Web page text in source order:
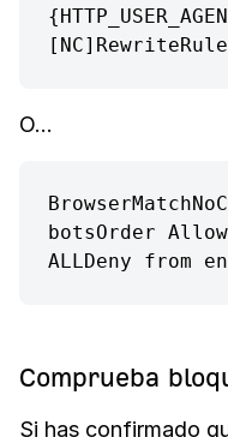
O…
botsOrder
ALLDeny from
Comprueba
Si has confirmado